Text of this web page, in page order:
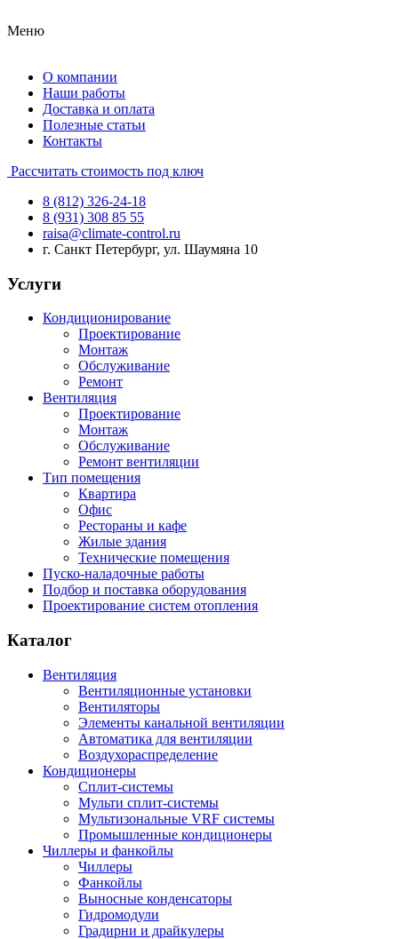
Меню
О компании
Наши работы
Доставка и оплата
Полезные статьи
Контакты
Рассчитать стоимость под ключ
8 (812) 326-24-18
8 (931) 308 85 55
raisa@climate-control.ru
г. Санкт Петербург, ул. Шаумяна 10
Услуги
Кондиционирование
Проектирование
Монтаж
Обслуживание
Ремонт
Вентиляция
Проектирование
Монтаж
Обслуживание
Ремонт вентиляции
Тип помещения
Квартира
Офис
Рестораны и кафе
Жилые здания
Технические помещения
Пуско-наладочные работы
Подбор и поставка оборудования
Проектирование систем отопления
Каталог
Вентиляция
Вентиляционные установки
Вентиляторы
Элементы канальной вентиляции
Автоматика для вентиляции
Воздухораспределение
Кондиционеры
Сплит-системы
Мульти сплит-системы
Мультизональные VRF системы
Промышленные кондиционеры
Чиллеры и фанкойлы
Чиллеры
Фанкойлы
Выносные конденсаторы
Гидромодули
Градирни и драйкулеры